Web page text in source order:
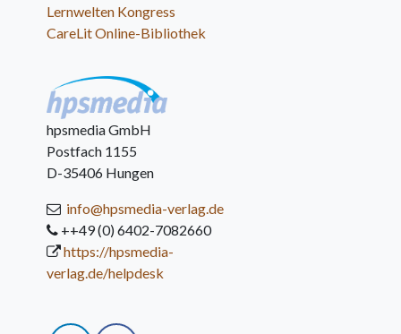
Lernwelten Kongress
CareLit Online-Bibliothek
hpsmedia GmbH
Postfach 1155
D-35406 Hungen
info@hpsmedia-verlag.de
++49 (0) 6402-7082660
https://hpsmedia-
verlag.de/helpdesk